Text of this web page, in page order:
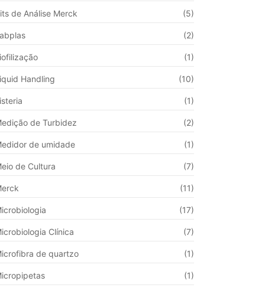
de Análise Merck (5)
(2)
(1)
Handling (10)
(1)
de Turbidez (2)
de umidade (1)
de Cultura (7)
(11)
(17)
Clínica (7)
de quartzo (1)
(1)